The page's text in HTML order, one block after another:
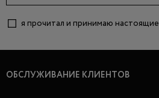
я прочитал и принимаю настоящие
ОБСЛУЖИВАНИЕ КЛИЕНТОВ